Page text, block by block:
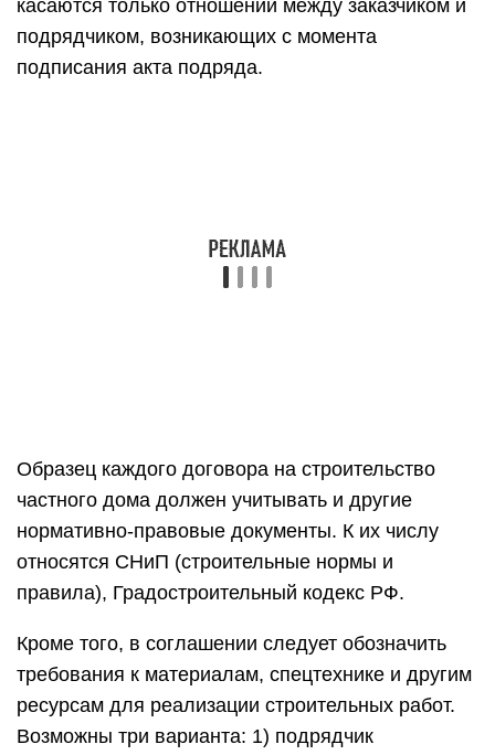
касаются только отношений между заказчиком и
подрядчиком, возникающих с момента
подписания акта подряда.
Образец каждого договора на строительство
частного дома должен учитывать и другие
нормативно-правовые документы. К их числу
относятся СНиП (строительные нормы и
правила), Градостроительный кодекс РФ.
Кроме того, в соглашении следует обозначить
требования к материалам, спецтехнике и другим
ресурсам для реализации строительных работ.
Возможны три варианта: 1) подрядчик